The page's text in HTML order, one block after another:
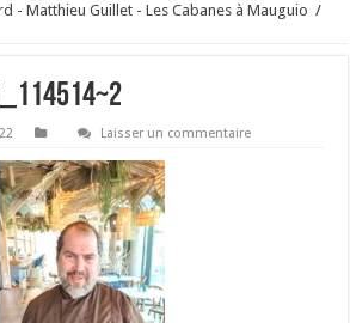
- Matthieu Guillet - Les Cabanes à Mauguio /
Laisser un commentaire